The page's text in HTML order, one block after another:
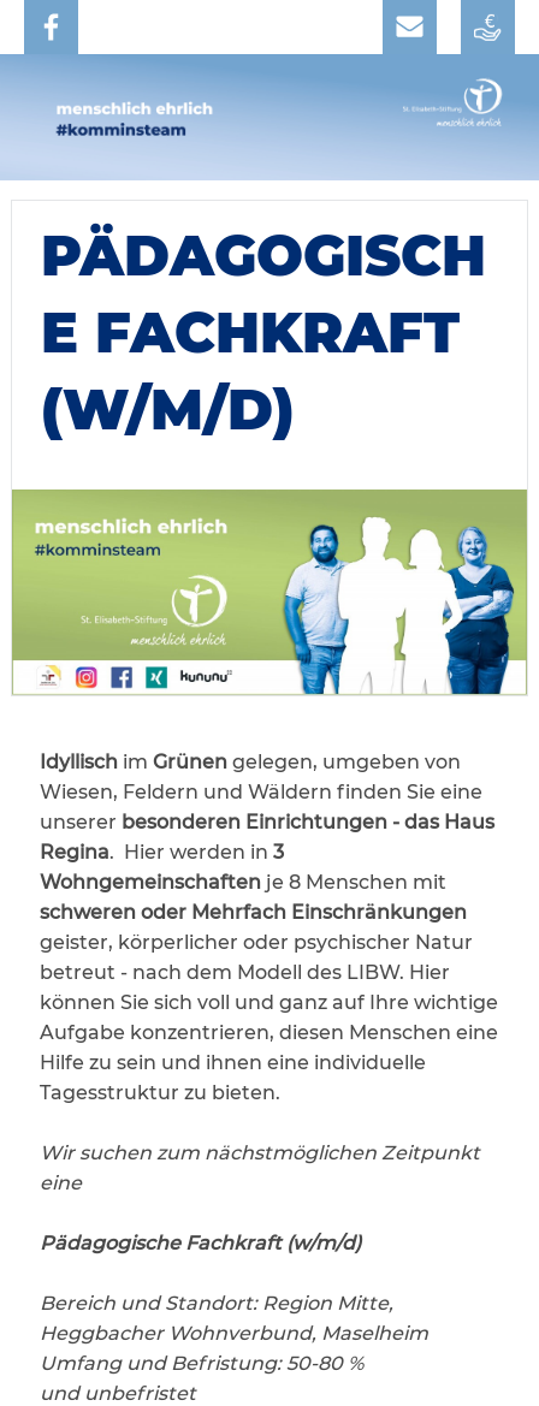
PÄDAGOGISCH
E FACHKRAFT
(W/M/D)
Idyllisch im Grünen gelegen, umgeben von
Wiesen, Feldern und Wäldern finden Sie eine
unserer besonderen Einrichtungen - das Haus
Regina. Hier werden in 3
Wohngemeinschaftenje 8 Menschen mit
schweren oder Mehrfach Einschränkungen
geister, körperlicher oder psychischer Natur
betreut - nach dem Modell des LIBW. Hier
können Sie sich voll und ganz auf Ihre wichtige
Aufgabe konzentrieren, diesen Menschen eine
Hilfe zu sein und ihnen eine individuelle
Tagesstruktur zu bieten.
Wir suchen zum nächstmöglichen Zeitpunkt
eine
Pädagogische Fachkraft (w/m/d)
Bereich und Standort: Region Mitte,
Heggbacher Wohnverbund, Maselheim
Umfang und Befristung: 50-80 %
und unbefristet